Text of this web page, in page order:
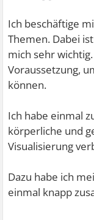
Ich beschäftige
Themen. Dabei
mich sehr
Voraussetzung,
können.
Ich habe einmal
körperliche und
Visualisierung
Dazu habe ich
einmal knapp